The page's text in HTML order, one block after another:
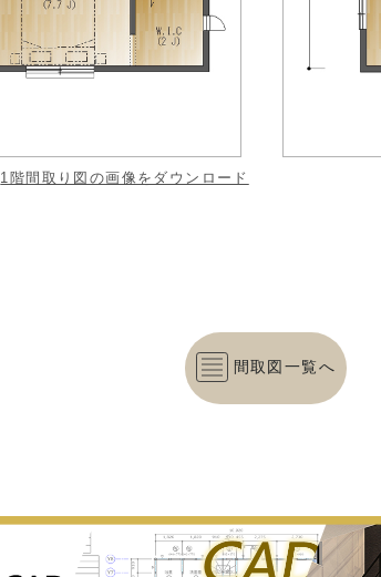
1階間取り図の画像をダウンロード
間取図一覧へ